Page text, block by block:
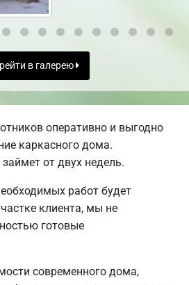
в галерею
оперативно и выгодно
каркасного дома.
от двух недель.
работ будет
клиента, мы не
готовые
современного дома,